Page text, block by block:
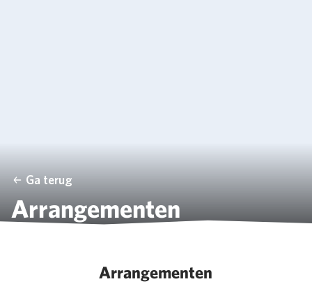
Ga terug
Arrangementen
Arrangementen